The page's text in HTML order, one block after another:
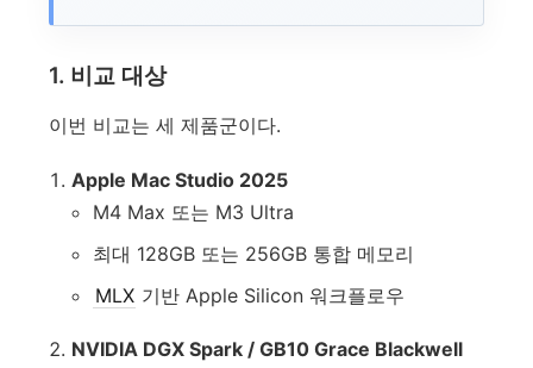
1. 비교 대상
이번 비교는 세 제품군이다.
Apple Mac Studio 2025
M4 Max 또는 M3 Ultra
최대 128GB 또는 256GB 통합 메모리
MLX 기반 Apple Silicon 워크플로우
NVIDIA DGX Spark / GB10 Grace Blackwell